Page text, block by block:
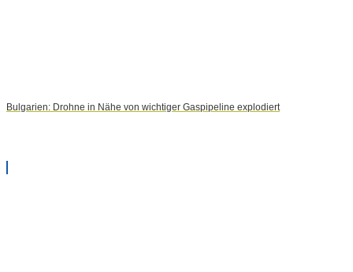
Bulgarien: Drohne in Nähe von wichtiger Gaspipeline explodiert